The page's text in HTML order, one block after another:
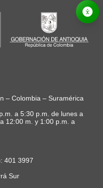
– Colombia – Suramérica
a 5:30 p.m. de lunes a
12:00 m. y 1:00 p.m. a
401 3997
Sur